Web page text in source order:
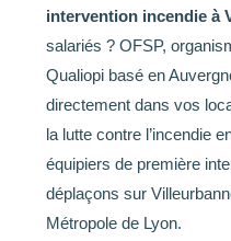
intervention incendie à
salariés ? OFSP,
Qualiopi basé en
directement dans vos
la lutte contre l’incendie
équipiers de première
déplaçons sur
Métropole de Lyon.